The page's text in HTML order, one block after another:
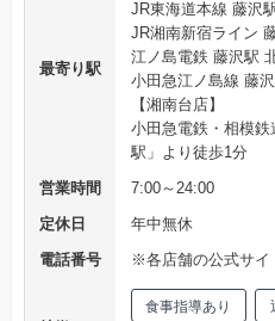
最寄り駅
JR東海道本線 藤沢
JR湘南新宿ライン
江ノ島電鉄 藤沢駅
小田急江ノ島線 藤
【湘南台店】
小田急電鉄・相模
駅」より徒歩1分
営業時間
7:00～24:00
定休日
年中無休
電話番号
※各店舗の公式サイ
食事指導あり